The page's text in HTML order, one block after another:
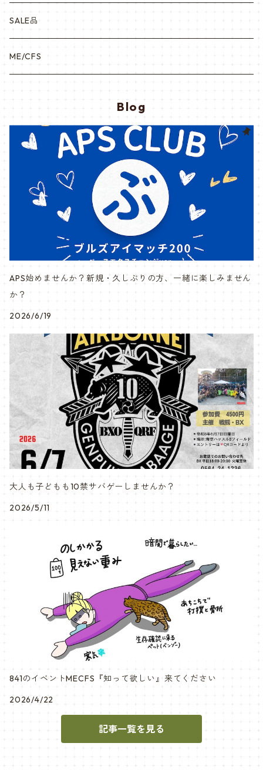
SALE品
ME/CFS
Blog
APS始めませんか？新規・久しぶりの方、一緒に楽しみません
か？
2026/6/19
大人も子どもも10禁サバゲーしませんか？
2026/5/11
841のイベントMECFS『知って欲しい』来てください
2026/4/22
記事一覧を見る